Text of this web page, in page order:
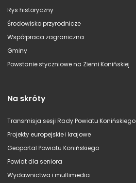
Rys historyczny
Środowisko przyrodnicze
Współpraca zagraniczna
Gminy
Powstanie styczniowe na Ziemi Konińskiej
Na skróty
Transmisja sesji Rady Powiatu Konińskiego
Projekty europejskie i krajowe
Geoportal Powiatu Konińskiego
Powiat dla seniora
Wydawnictwa i multimedia